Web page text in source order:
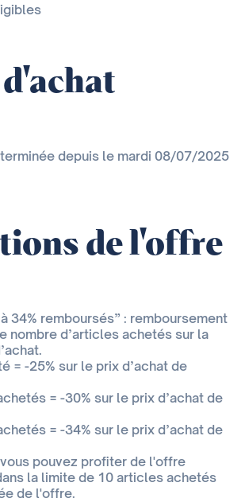
depuis le mardi 08/07/2025
de l'offre
34% remboursés” : remboursement
nombre d’articles achetés sur la
= -25% sur le prix d’achat de
= -30% sur le prix d’achat de
= -34% sur le prix d’achat de
pouvez profiter de l'offre
la limite de 10 articles achetés
de l'offre.